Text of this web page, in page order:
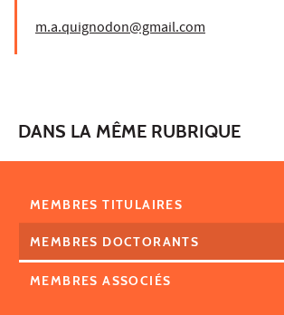
m.a.quignodon@gmail.com
DANS LA MÊME RUBRIQUE
MEMBRES TITULAIRES
MEMBRES DOCTORANTS
MEMBRES ASSOCIÉS